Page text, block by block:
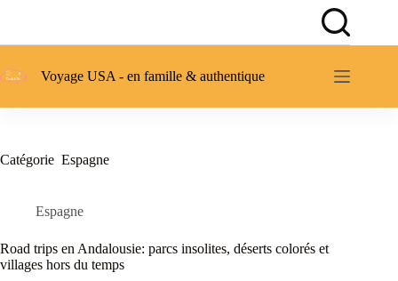
Voyage USA - en famille & authentique
Catégorie Espagne
Espagne
Road trips en Andalousie: parcs insolites, déserts colorés et
villages hors du temps